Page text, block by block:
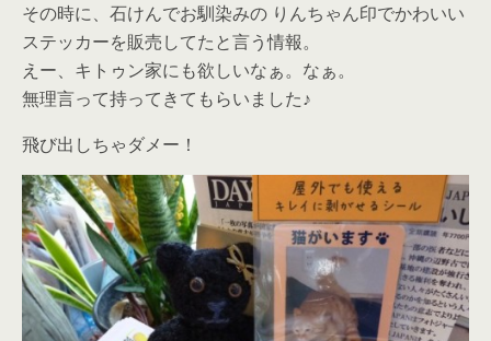
その時に、石けんでお馴染みの りんちゃん印でかわいい
ステッカーを販売してたと言う情報。
えー、キトゥン家にも欲しいなぁ。なぁ。
無理言って持ってきてもらいました♪
飛び出しちゃダメー！